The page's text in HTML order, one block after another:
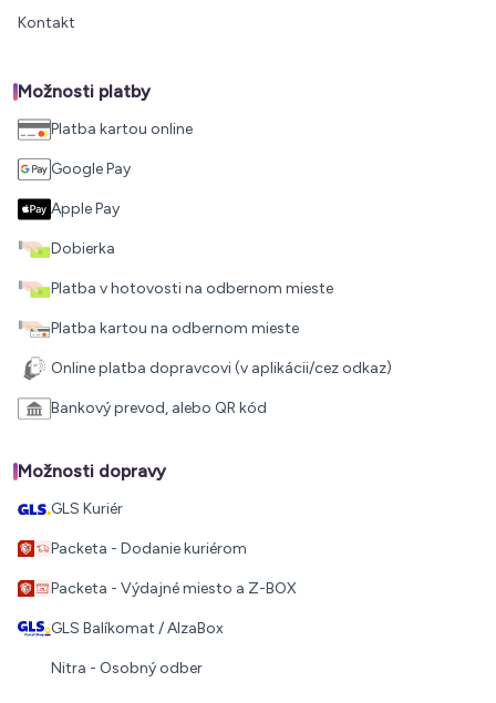
Kontakt
Možnosti platby
Platba kartou online
Google Pay
Apple Pay
Dobierka
Platba v hotovosti na odbernom mieste
Platba kartou na odbernom mieste
Online platba dopravcovi (v aplikácii/cez odkaz)
Bankový prevod, alebo QR kód
Možnosti dopravy
GLS Kuriér
Packeta - Dodanie kuriérom
Packeta - Výdajné miesto a Z-BOX
GLS Balíkomat / AlzaBox
Nitra - Osobný odber